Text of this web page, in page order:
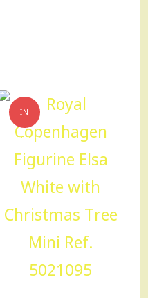
IN
OFFERTA!